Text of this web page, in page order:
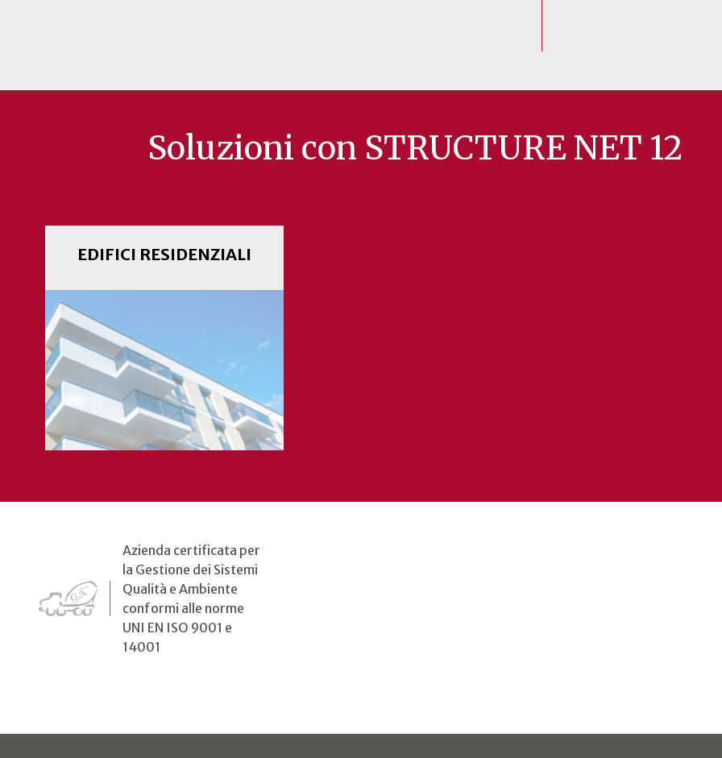
Soluzioni con STRUCTURE NET 12
EDIFICI RESIDENZIALI
Azienda certificata per
la Gestione dei Sistemi
Qualità e Ambiente
conformi alle norme
UNI EN ISO 9001 e
14001